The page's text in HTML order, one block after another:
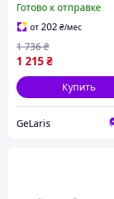
Доводчик на входную
дверь / Доводчик
дверной
Готово к отправке
от202₴/мес
1 215₴
1 736 ₴
Купить
GeLaris